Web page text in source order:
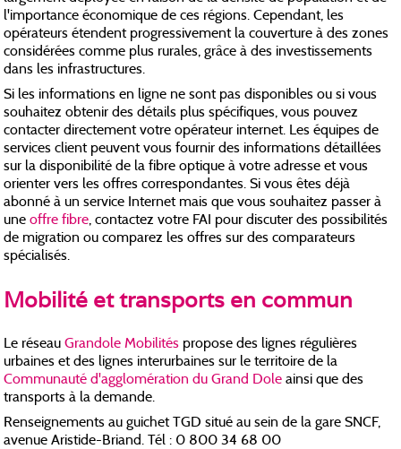
l'importance économique de ces régions. Cependant, les
opérateurs étendent progressivement la couverture à des zones
considérées comme plus rurales, grâce à des investissements
dans les infrastructures.
Si les informations en ligne ne sont pas disponibles ou si vous
souhaitez obtenir des détails plus spécifiques, vous pouvez
contacter directement votre opérateur internet. Les équipes de
services client peuvent vous fournir des informations détaillées
sur la disponibilité de la fibre optique à votre adresse et vous
orienter vers les offres correspondantes. Si vous êtes déjà
abonné à un service Internet mais que vous souhaitez passer à
uneoffre fibre, contactez votre FAI pour discuter des possibilités
de migration ou comparez les offres sur des comparateurs
spécialisés.
Mobilité et transports en commun
Le réseauGrandole Mobilités propose des lignes régulières
urbaines et des lignes interurbaines sur le territoire de la
Communauté d'agglomération du Grand Dole ainsi que des
transports à la demande.
Renseignements au guichet TGD situé au sein de la gare SNCF,
avenue Aristide-Briand. Tél : 0 800 34 68 00